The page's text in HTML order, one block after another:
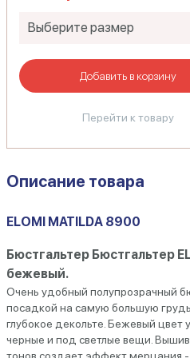
Добавить в корзину
Перейти к товару
Описание товара
ELOMI MATILDA 8900
Бюстгальтер Бюстгальтер
бежевый.
Очень удобный полупрозрачный
посадкой на самую большую
глубокое декольте. Бежевый цвет
черные и под светлые вещи.